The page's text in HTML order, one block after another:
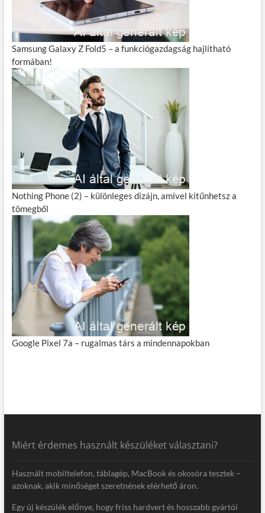
Samsung Galaxy Z Fold5 – a funkciógazdagság hajlítható
formában!
Nothing Phone (2) – különleges dizájn, amivel kitűnhetsz a
tömegből
Google Pixel 7a – rugalmas társ a mindennapokban
Miért érdemes használt készüléket választani?
Használt mobiltelefon, táblagép, MacBook és okosóra tesztek –
azoknak, akik minőséget szeretnének elérhető áron.
Egy új készülék előnye, hogy friss hardvert és hosszabb gyártói